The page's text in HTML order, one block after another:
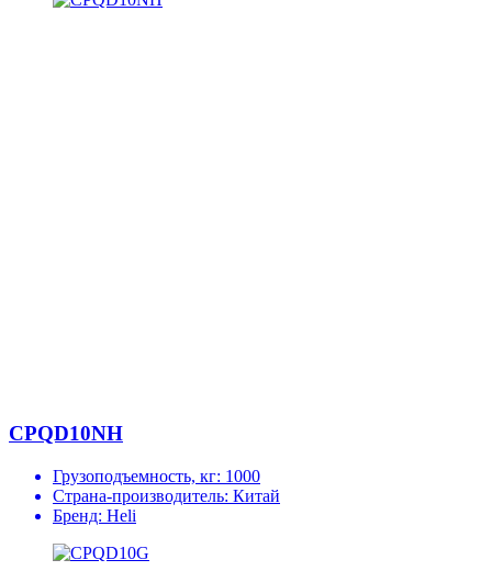
CPQD10NH
Грузоподъемность, кг: 1000
Страна-производитель: Китай
Бренд: Heli